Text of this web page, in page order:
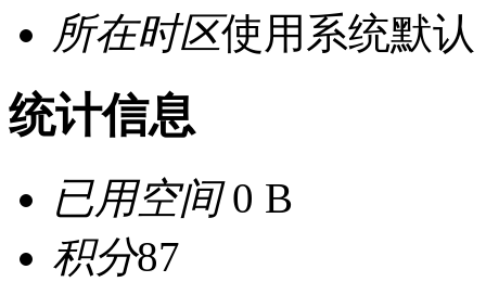
所在时区使用系统默认
统计信息
已用空间0 B
积分87